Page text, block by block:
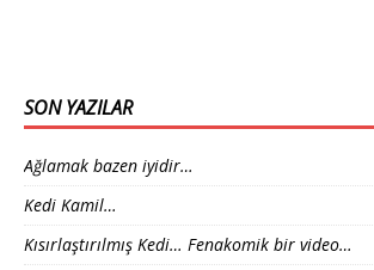
SON YAZILAR
Ağlamak bazen iyidir…
Kedi Kamil…
Kısırlaştırılmış Kedi… Fenakomik bir video…